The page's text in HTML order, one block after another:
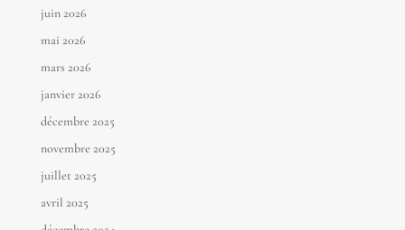
juin 2026
mai 2026
mars 2026
janvier 2026
décembre 2025
novembre 2025
juillet 2025
avril 2025